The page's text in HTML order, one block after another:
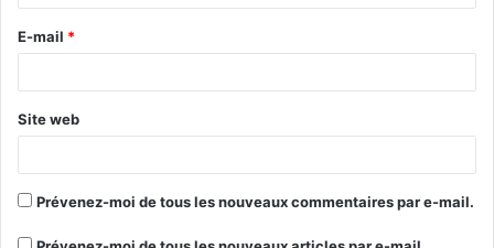
E-mail *
Site web
Prévenez-moi de tous les nouveaux commentaires par e-mail.